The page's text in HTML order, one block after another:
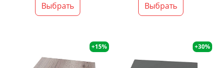
Выбрать Выбрать
+15% +30%